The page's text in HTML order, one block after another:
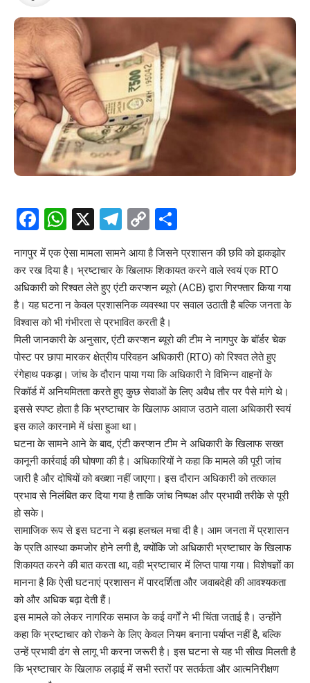
Facebook
WhatsApp
X Telegram
Copy
Link
नागपुर में एक ऐसा मामला सामने आया है जिसने प्रशासन की छवि को झकझोर
कर रख दिया है। भ्रष्टाचार के खिलाफ शिकायत करने वाले स्वयं एक RTO
अधिकारी को रिश्वत लेते हुए एंटी करप्शन ब्यूरो (ACB) द्वारा गिरफ्तार किया गया
है। यह घटना न केवल प्रशासनिक व्यवस्था पर सवाल उठाती है बल्कि जनता के
विश्वास को भी गंभीरता से प्रभावित करती है।
मिली जानकारी के अनुसार, एंटी करप्शन ब्यूरो की टीम ने नागपुर के बॉर्डर चेक
पोस्ट पर छापा मारकर क्षेत्रीय परिवहन अधिकारी (RTO) को रिश्वत लेते हुए
रंगेहाथ पकड़ा। जांच के दौरान पाया गया कि अधिकारी ने विभिन्न वाहनों के
रिकॉर्ड में अनियमितता करते हुए कुछ सेवाओं के लिए अवैध तौर पर पैसे मांगे थे।
इससे स्पष्ट होता है कि भ्रष्टाचार के खिलाफ आवाज उठाने वाला अधिकारी स्वयं
इस काले कारनामे में धंसा हुआ था।
घटना के सामने आने के बाद, एंटी करप्शन टीम ने अधिकारी के खिलाफ सख्त
कानूनी कार्रवाई की घोषणा की है। अधिकारियों ने कहा कि मामले की पूरी जांच
जारी है और दोषियों को बख्शा नहीं जाएगा। इस दौरान अधिकारी को तत्काल
प्रभाव से निलंबित कर दिया गया है ताकि जांच निष्पक्ष और प्रभावी तरीके से पूरी
हो सके।
सामाजिक रूप से इस घटना ने बड़ा हलचल मचा दी है। आम जनता में प्रशासन
के प्रति आस्था कमजोर होने लगी है, क्योंकि जो अधिकारी भ्रष्टाचार के खिलाफ
शिकायत करने की बात करता था, वही भ्रष्टाचार में लिप्त पाया गया। विशेषज्ञों का
मानना है कि ऐसी घटनाएं प्रशासन में पारदर्शिता और जवाबदेही की आवश्यकता
को और अधिक बढ़ा देती हैं।
इस मामले को लेकर नागरिक समाज के कई वर्गों ने भी चिंता जताई है। उन्होंने
कहा कि भ्रष्टाचार को रोकने के लिए केवल नियम बनाना पर्याप्त नहीं है, बल्कि
उन्हें प्रभावी ढंग से लागू भी करना जरूरी है। इस घटना से यह भी सीख मिलती है
कि भ्रष्टाचार के खिलाफ लड़ाई में सभी स्तरों पर सतर्कता और आत्मनिरीक्षण